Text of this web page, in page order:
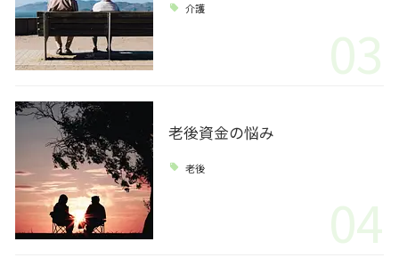
介護
03
老後資金の悩み
老後
04